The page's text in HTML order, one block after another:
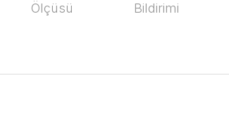
Ölçüsü
Bildirimi